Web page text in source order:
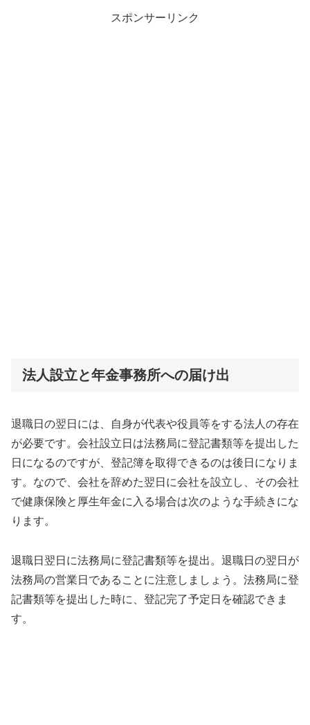
スポンサーリンク
法人設立と年金事務所への届け出
退職日の翌日には、自身が代表や役員等をする法人の存在
が必要です。会社設立日は法務局に登記書類等を提出した
日になるのですが、登記簿を取得できるのは後日になりま
す。なので、会社を辞めた翌日に会社を設立し、その会社
で健康保険と厚生年金に入る場合は次のような手続きにな
ります。
退職日翌日に法務局に登記書類等を提出。退職日の翌日が
法務局の営業日であることに注意しましょう。法務局に登
記書類等を提出した時に、登記完了予定日を確認できま
す。